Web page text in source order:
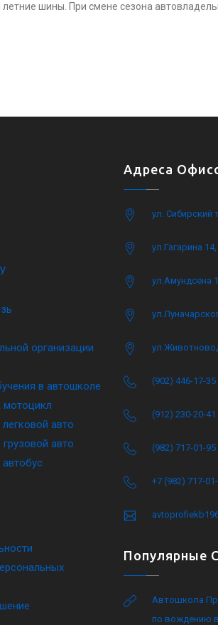
шины. При смене сезона
организации
в автошколе
мотоцикл
авто
авто
Адреса
ул. Сибирский
ул.Гагарина
ул.Амундсена
(902) 446-17-35
(912) 230-20-41
(982) 717-01-95
+7 (982) 717-
Популярные
Автошкола
по вождению в